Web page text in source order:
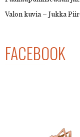
Valon kuvia – Jukka
FACEBOOK